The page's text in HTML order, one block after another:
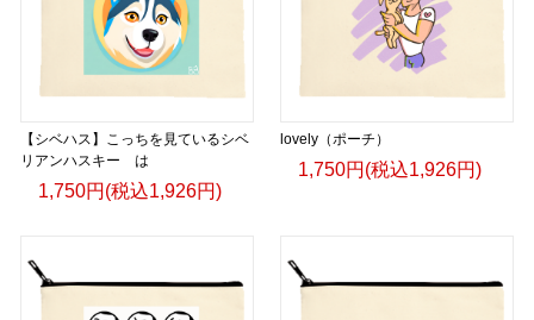
【シベハス】こっちを見ているシベ
リアンハスキー は
1,750円(税込1,926円)
lovely（ポーチ）
1,750円(税込1,926円)